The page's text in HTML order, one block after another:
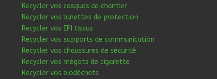
Recycler vos casques de chantier
Recycler vos lunettes de protection
Recycler vos EPI tissus
Recycler vos supports de communication
Recycler vos chaussures de sécurité
Recycler vos mégots de cigarette
Recycler vos biodéchets